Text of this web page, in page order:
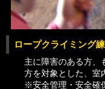
ロープクライミング
主に障害のある方、
方を対象とした、室
※安全管理・安全確